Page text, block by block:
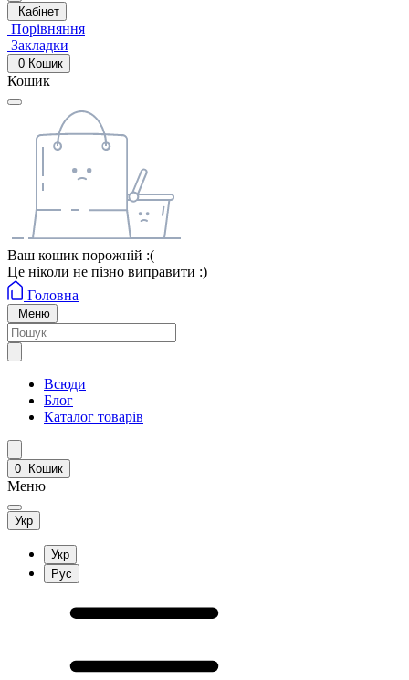
Кабінет
Порівняння
Закладки
0 Кошик
Кошик
Ваш кошик порожній :(
Це ніколи не пізно виправити :)
Головна
Меню
Всюди
Блог
Каталог товарів
0 Кошик
Меню
Укр
Укр
Рус